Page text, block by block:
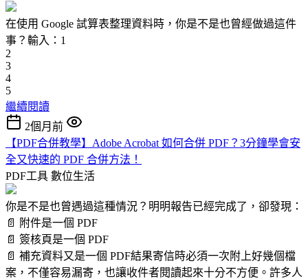
在使用 Google 試算表整理資料時，你是不是也曾經做過這件
事？輸入：1
2
3
4
5
繼續閱讀
2個月前
【PDF合併教學】Adobe Acrobat 如何合併 PDF？3分鐘學會安
全又快速的 PDF 合併方法！
PDF工具 數位生活
你是不是也曾遇過這種情況？明明報告已經完成了，卻發現：
📄 附件是一個 PDF
📄 簽核頁是一個 PDF
📄 補充資料又是一個 PDF結果寄信時必須一次附上好幾個檔
案，不僅容易漏寄，也讓收件者閱讀起來十分不方便。許多人